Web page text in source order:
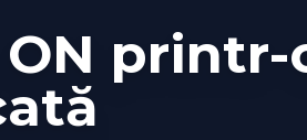
printr-